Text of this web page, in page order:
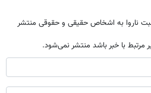
ناروا به اشخاص حقیقی و حقوقی منتشر
مرتبط با خبر باشد منتشر نمی‌شود.